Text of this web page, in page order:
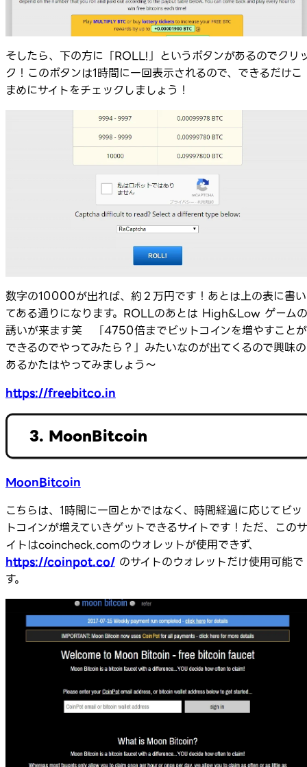
そしたら、下の方に「ROLL!」というボタンがあるのでクリ
ク！このボタンは1時間に一回表示されるので、できるだけこ
まめにサイトをチェックしましょう！
数字の10000が出れば、約２万円です！あとは上の表に書い
てある通りになります。ROLLのあとは High&Low ゲームの
誘いが来ます笑 「4750倍までビットコインを増やすことが
できるのでやってみたら？」みたいなのが出てくるので興味の
あるかたはやってみましょう～
https://freebitco.in
3. MoonBitcoin
MoonBitcoin
こちらは、1時間に一回とかではなく、時間経過に応じてビッ
トコインが増えていきゲットできるサイトです！ただ、このサ
イトはcoincheck.comのウォレットが使用できず、
https://coinpot.co/ のサイトのウォレットだけ使用可能で
す。